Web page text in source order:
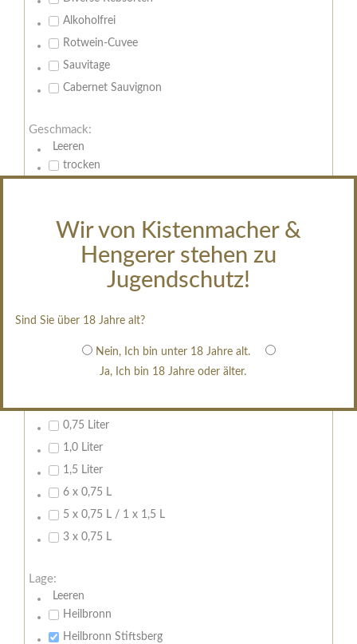
Wir von Kistenmacher &
Hengerer stehen zu
Jugendschutz!
Sind Sie über 18 Jahre alt?
Nein, Ich bin unter 18 Jahre alt.
Ja, Ich bin 18 Jahre oder älter.
Alkoholfrei
Rotwein-Cuvee
Sauvitage
Cabernet Sauvignon
Geschmack:
Leeren
trocken
restsüß
edelsüß
im Holzfass gereift
erfrischend, nicht zu süß
0,75 Liter
1,0 Liter
1,5 Liter
6 x 0,75 L
5 x 0,75 L / 1 x 1,5 L
3 x 0,75 L
Lage:
Leeren
Heilbronn
Heilbronn Stiftsberg